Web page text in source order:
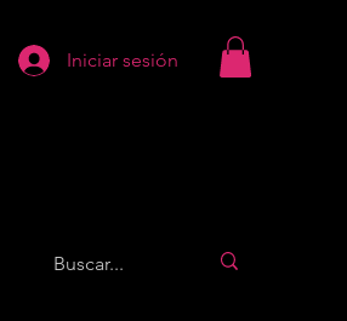
Iniciar sesión